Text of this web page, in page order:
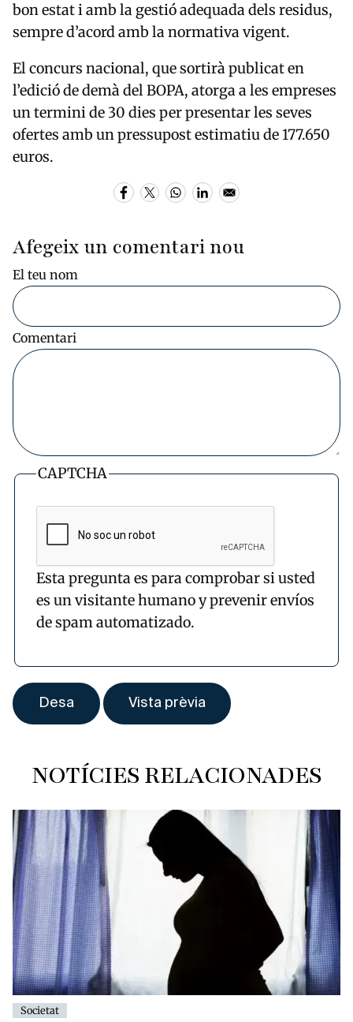
bon estat i amb la gestió adequada dels residus,
sempre d’acord amb la normativa vigent.
El concurs nacional, que sortirà publicat en
l’edició de demà del BOPA, atorga a les empreses
un termini de 30 dies per presentar les seves
ofertes amb un pressupost estimatiu de 177.650
euros.
Afegeix un comentari nou
El teu nom
Comentari
CAPTCHA
Esta pregunta es para comprobar si usted
es un visitante humano y prevenir envíos
de spam automatizado.
NOTÍCIES RELACIONADES
Societat